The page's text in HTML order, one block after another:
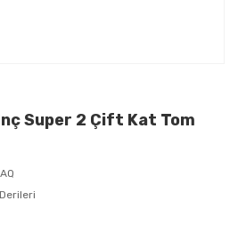
Super 2 Çift Kat Tom